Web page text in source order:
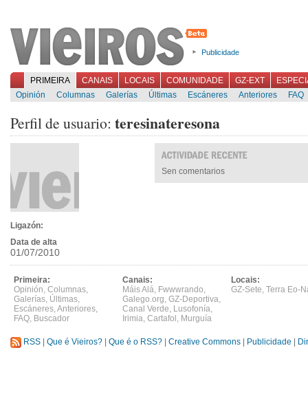
Publicidade
PRIMEIRA CANAIS LOCAIS COMUNIDADE GZ-EXT
Opinión
Columnas Galerías Últimas Escáneres Anteriores FAQ
Perfil de usuario: teresinateresona
Ligazón:
Data de alta
01/07/2010
Sen comentarios
Primeira:
Opinión, Columnas,
Galerías, Últimas,
Escáneres,Anteriores,
FAQ, Buscador
Canais:
Máis Alá, Fwwwrando,
Galego.org, GZ-Deportiva,
Canal Verde, Lusofonía,
Irimia, Cartafol , Murguía
Locais:
GZ-Sete, Terra Eo-
RSS Que é Vieiros? Que é o RSS? Creative Commons Publicidade